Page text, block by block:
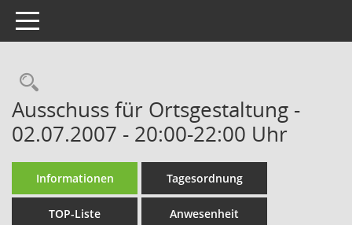
Toggle navigation
Rechercheauswahl
Ausschuss für Ortsgestaltung -
02.07.2007 - 20:00-22:00 Uhr
Informationen Tagesordnung
TOP-Liste Anwesenheit